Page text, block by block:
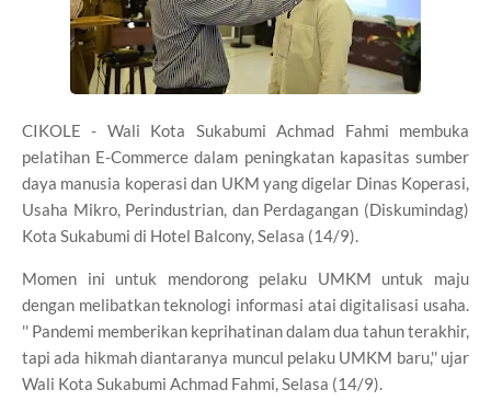
CIKOLE - Wali Kota Sukabumi Achmad Fahmi membuka
pelatihan E-Commerce dalam peningkatan kapasitas sumber
daya manusia koperasi dan UKM yang digelar Dinas Koperasi,
Usaha Mikro, Perindustrian, dan Perdagangan (Diskumindag)
Kota Sukabumi di Hotel Balcony, Selasa (14/9).
Momen ini untuk mendorong pelaku UMKM untuk maju
dengan melibatkan teknologi informasi atai digitalisasi usaha.
'' Pandemi memberikan keprihatinan dalam dua tahun terakhir,
tapi ada hikmah diantaranya muncul pelaku UMKM baru,'' ujar
Wali Kota Sukabumi Achmad Fahmi, Selasa (14/9).